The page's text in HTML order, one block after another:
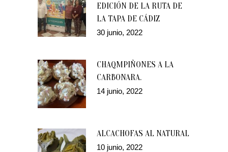
EDICIÓN DE LA RUTA DE
LA TAPA DE CÁDIZ
30 junio, 2022
CHAQMPIÑONES A LA
CARBONARA.
14 junio, 2022
ALCACHOFAS AL NATURAL
10 junio, 2022